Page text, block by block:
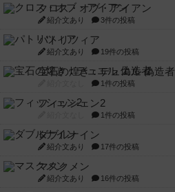
クロス・オブ・アイアン
紹介文あり 3件の投稿
パトリツィア
紹介文あり 19件の投稿
宝石の煌き：デュエル 偽造者
1件の投稿
フィッシェン2
1件の投稿
ダブルナイン
紹介文あり 17件の投稿
マスクメン
紹介文あり 16件の投稿